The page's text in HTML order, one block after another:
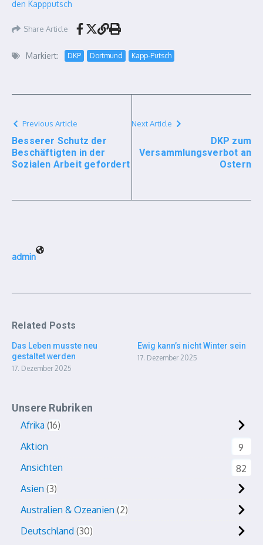
den Kappputsch
Share Article
Markiert: DKP Dortmund Kapp-Putsch
Previous Article
Besserer Schutz der
Beschäftigten in der
Sozialen Arbeit gefordert
Next Article
DKP zum
Versammlungsverbot an
Ostern
admin
Related Posts
Das Leben musste neu
gestaltet werden
17. Dezember 2025
Ewig kann’s nicht Winter sein
17. Dezember 2025
Unsere Rubriken
Afrika 16
Aktion
9
Ansichten
82
Asien 3
Australien & Ozeanien 2
Deutschland 30